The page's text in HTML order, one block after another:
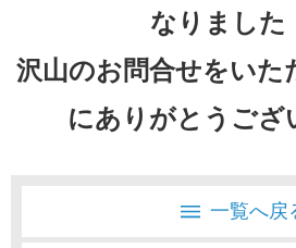
なりました
沢山のお問合せをいた
にありがとうござ
一覧へ戻